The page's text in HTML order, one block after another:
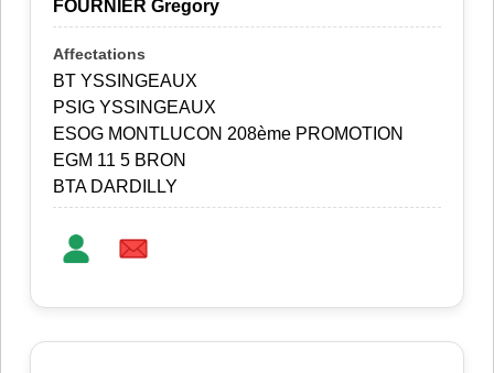
FOURNIER Gregory
BT YSSINGEAUX
PSIG YSSINGEAUX
ESOG MONTLUCON 208ème PROMOTION
EGM 11 5 BRON
BTA DARDILLY